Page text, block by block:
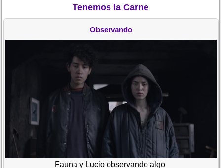
Tenemos la Carne
Observando
Fauna y Lucio observando algo